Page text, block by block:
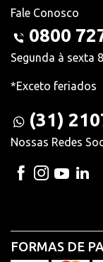
Fale Conosco
0800
Segunda à sexta
*Exceto feriados
(31)
Nossas Redes
FORMAS DE